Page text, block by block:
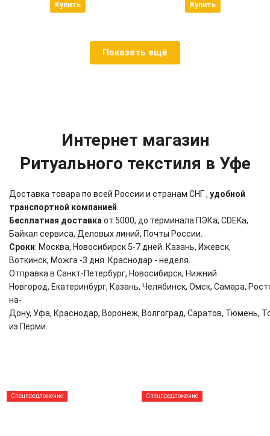
Купить Купить
Показать ещё
Интернет магазин
Ритуального текстиля в Уфе
Доставка товара по всей России и странам СНГ , удобной
транспортной компанией
Бесплатная доставка от 5000, до терминала ПЭКа, CDEKа,
Байкал сервиса, Деловых линий, Почты России.
Сроки: Москва, Новосибирск 5-7 дней. Казань, Ижевск,
Воткинск, Можга -3 дня. Краснодар - неделя.
Отправка в Санкт-Петербург, Новосибирск, Нижний
Новгород, Екатеринбург, Казань, Челябинск, Омск, Самара,
на-
Дону, Уфа, Краснодар, Воронеж, Волгоград, Саратов, Тюмень,
из Перми.
Спецпредложение Спецпредложение